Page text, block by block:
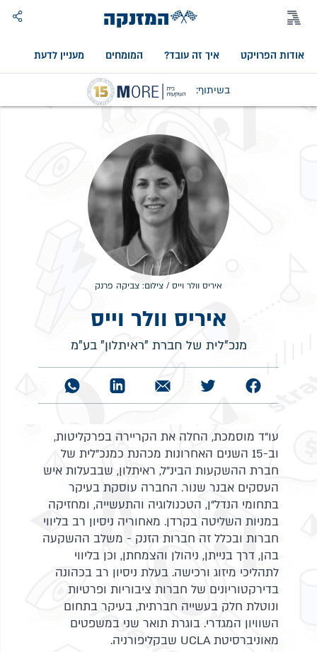
המזנקה
אודות הפרויקט איך זה עובד? המומחים מעניין לדעת
בשיתוף:
איריס וולר וייס / צילום: צביקה פרנק
איריס וולר וייס
מנכ"לית של חברת "ראיתלון" בע"מ
עו"ד מוסמכת, החלה את הקריירה בפרקליטות,
וב-15 השנים האחרונות מכהנת כמנכ"לית של
חברת ההשקעות הבינ"ל, ראיתלון, שבבעלות איש
העסקים אבנר שנור. החברה עוסקת בעיקר
בתחומי הנדל"ן, הטכנולוגיה והתעשייה, ומחזיקה
במניות השליטה בקרדן. מאחוריה ניסיון רב בליווי
חברות ובכלל זה חברות הזנק - משלב ההשקעה
בהן, דרך בנייתן, ניהולן והצמחתן, וכן בליווי
לתהליכי מיזוג ורכישה. בעלת ניסיון רב בכהונה
בדירקטוריונים של חברות ציבוריות ופרטיות
ונוטלת חלק בעשייה חברתית, בעיקר בתחום
השוויון המגדרי. בוגרת תואר שני במשפטים
מאוניברסיטת UCLA שבקליפורניה.